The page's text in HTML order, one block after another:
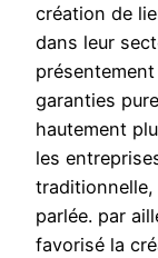
création de
dans leur
garanties
hautement
les
traditionnelle,
parlée. par
favorisé la